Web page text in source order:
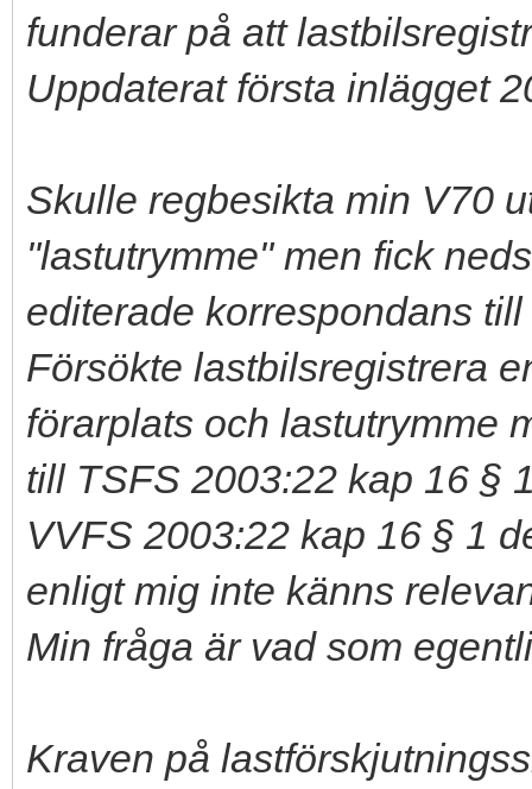
funderar på att
Uppdaterat första inlägget
Skulle regbesikta min V70
"lastutrymme" men fick
editerade korrespondans
Försökte lastbilsregistrera
förarplats och lastutrymme
till TSFS 2003:22 kap 16 §
VVFS 2003:22 kap 16 § 1
enligt mig inte känns
Min fråga är vad som
Kraven på